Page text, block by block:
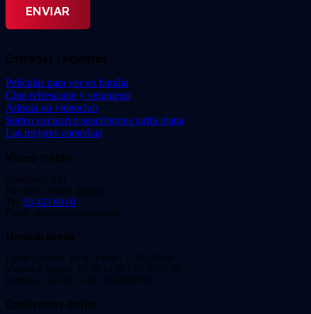
Entradas recientes
Películas para ver en familia
Cine refrescante y veraniego
Adopta un videoclub
Sorteo exclusivo suscriptores tarifa plana
Las mejores comedias
Video Instan
Viladomat, 239
Barcelona 08029. España.
Tel: 93 453 00 00
Email: info@videoinstan.net
Horario tienda
Lunes a jueves: 10:30-14:00 / 17:00-20:00
Viernes y sábado: 10:30-14:00 / 17:00-21:00
Domingo: 11:00-15:00 / 16:00-20:00
Conócenos mejor